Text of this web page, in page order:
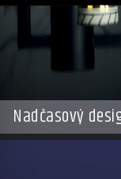
Nadčasový